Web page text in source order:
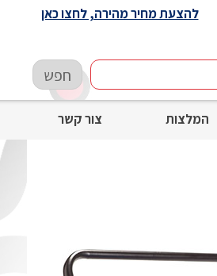
המלצות צור קשר
חפש
להצעת מחיר מהירה, לחצו כאן